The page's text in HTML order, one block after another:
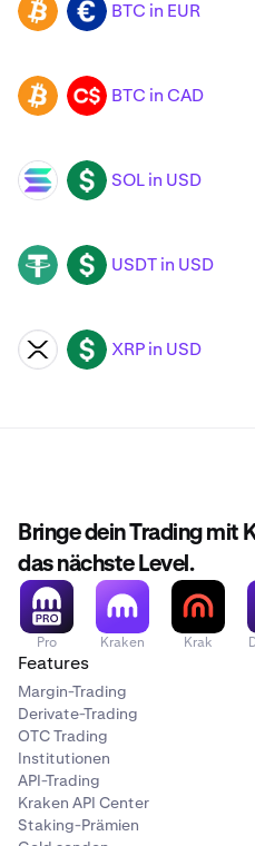
BTC EUR BTC in EUR
BTC CAD BTC in CAD
SOL USD SOL in USD
USDT USD USDT in USD
XRP USD XRP in USD
Bringe dein Trading mit
das nächste Level.
Pro Kraken Krak
Features
Margin-Trading
Derivate-Trading
OTC Trading
Institutionen
API-Trading
Kraken API Center
Staking-Prämien